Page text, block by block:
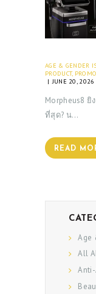
AGE & GENDER
PRODUCT,
JUNE 20, 2026
Morpheus8
ที่สุด? น…
READ
Age
All